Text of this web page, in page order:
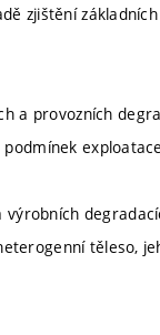
zjištění
a provozních
těleso,